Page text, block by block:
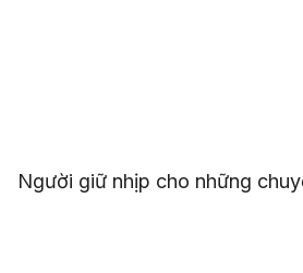
Người giữ nhịp cho những